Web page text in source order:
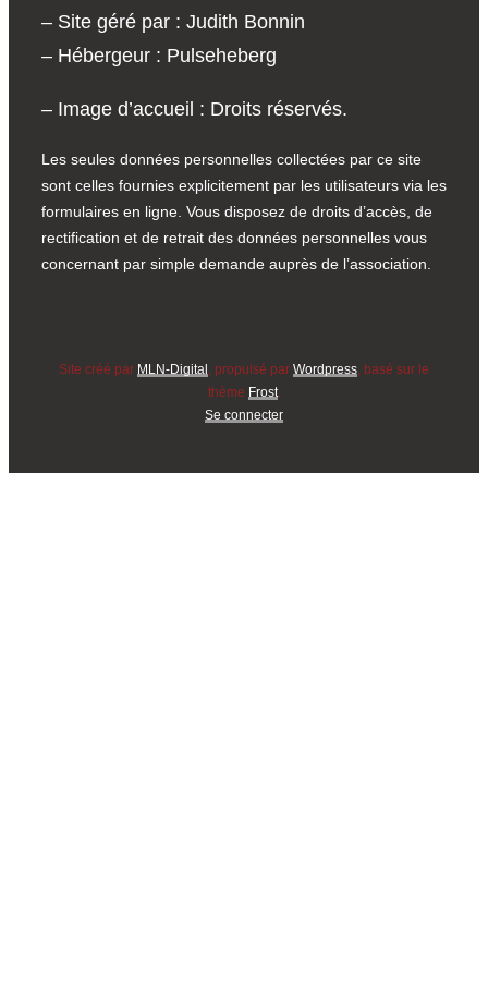
– Site géré par : Judith Bonnin
– Hébergeur : Pulseheberg
– Image d’accueil : Droits réservés.
Les seules données personnelles collectées par ce site
sont celles fournies explicitement par les utilisateurs via les
formulaires en ligne. Vous disposez de droits d’accès, de
rectification et de retrait des données personnelles vous
concernant par simple demande auprès de l’association.
Site créé par MLN-Digital, propulsé par Wordpress, basé sur le
thème Frost.
Se connecter